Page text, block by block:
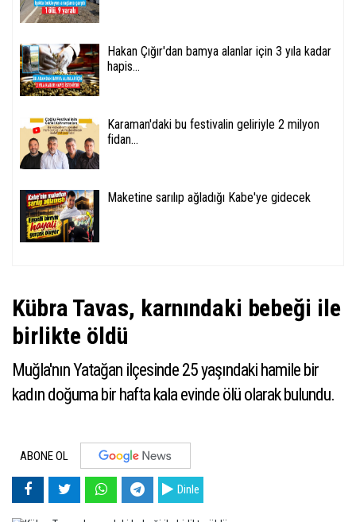
Hakan Çığır'dan bamya alanlar için 3 yıla kadar
hapis...
Karaman'daki bu festivalin geliriyle 2 milyon
fidan...
Maketine sarılıp ağladığı Kabe'ye gidecek
Kübra Tavas, karnındaki bebeği ile
birlikte öldü
Muğla'nın Yatağan ilçesinde 25 yaşındaki hamile bir
kadın doğuma bir hafta kala evinde ölü olarak bulundu.
ABONE OL
Dinle